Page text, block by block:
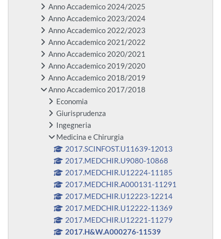
Anno Accademico 2024/2025
Anno Accademico 2023/2024
Anno Accademico 2022/2023
Anno Accademico 2021/2022
Anno Accademico 2020/2021
Anno Accademico 2019/2020
Anno Accademico 2018/2019
Anno Accademico 2017/2018
Economia
Giurisprudenza
Ingegneria
Medicina e Chirurgia
2017.SCINFOST.U11639-12013
2017.MEDCHIR.U9080-10868
2017.MEDCHIR.U12224-11185
2017.MEDCHIR.A000131-11291
2017.MEDCHIR.U12223-12214
2017.MEDCHIR.U12222-11369
2017.MEDCHIR.U12221-11279
2017.H&W.A000276-11539